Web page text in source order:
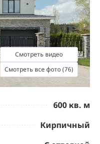
Смотреть видео
Смотреть все фото (76)
600 кв. м
Кирпичный